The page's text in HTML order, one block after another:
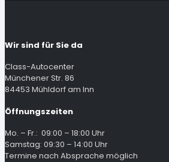
Wir sind für Sie da
Class-Autocenter
Münchener Str. 86
84453 Mühldorf am Inn
Öffnungszeiten
Mo. – Fr.: 09:00 – 18:00 Uhr
Samstag: 09:30 – 14:00 Uhr
Termine nach Absprache möglich